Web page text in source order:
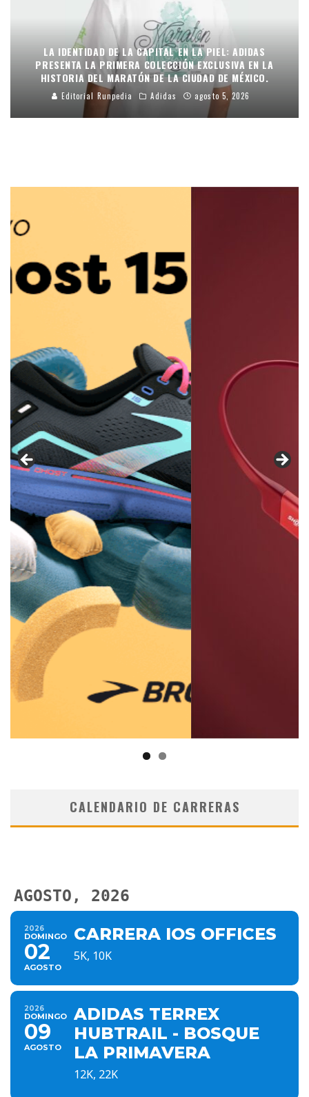
LA IDENTIDAD DE LA CAPITAL EN LA PIEL: ADIDAS
PRESENTA LA PRIMERA COLECCIÓN EXCLUSIVA EN LA
HISTORIA DEL MARATÓN DE LA CIUDAD DE MÉXICO.
Editorial Runpedia Adidas agosto 5, 2026
CALENDARIO DE CARRERAS
AGOSTO, 2026
2026
DOMINGO
02
AGOSTO
CARRERA IOS OFFICES
5K, 10K
2026
DOMINGO
09
AGOSTO
ADIDAS TERREX
HUBTRAIL - BOSQUE
LA PRIMAVERA
12K, 22K